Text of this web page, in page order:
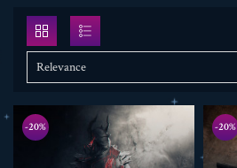
Relevance
-20% -20%